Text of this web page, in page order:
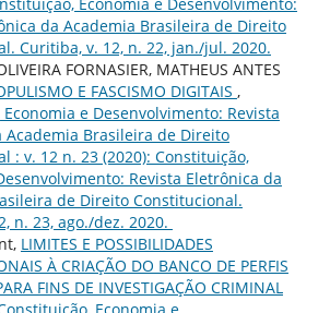
da Academia Brasileira de Direito
Curitiba, v. 12, n. 22, jan./jul. 2020.
FORNASIER, MATHEUS ANTES
E FASCISMO DIGITAIS ,
e Desenvolvimento: Revista
Academia Brasileira de Direito
: v. 12 n. 23 (2020): Constituição,
Revista Eletrônica da
de Direito Constitucional.
n. 23, ago./dez. 2020.
LIMITES E POSSIBILIDADES
À CRIAÇÃO DO BANCO DE PERFIS
FINS DE INVESTIGAÇÃO CRIMINAL